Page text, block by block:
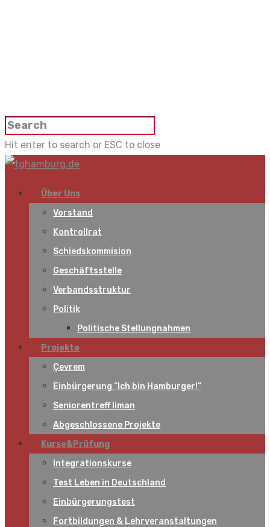
Hit enter to search or ESC to close
Über Uns
Vorstand
Kontrollrat
Schiedskommision
Geschäftsstelle
Verbandsstruktur
Politik
Politische Stellungnahmen
Projekte
Çevrem
Einbürgerung “Ich bin Hamburger!”
Seniorentreff liman
Abgeschlossene Projekte
Kurse&Prüfung
Integrationskurse
Test Leben in Deutschland
Einbürgerungstest
Fortbildungen & Lehrveranstaltungen